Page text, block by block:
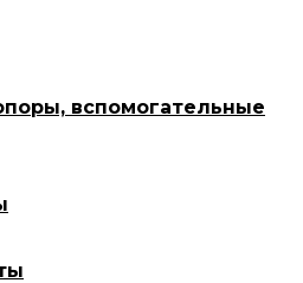
вспомогательные